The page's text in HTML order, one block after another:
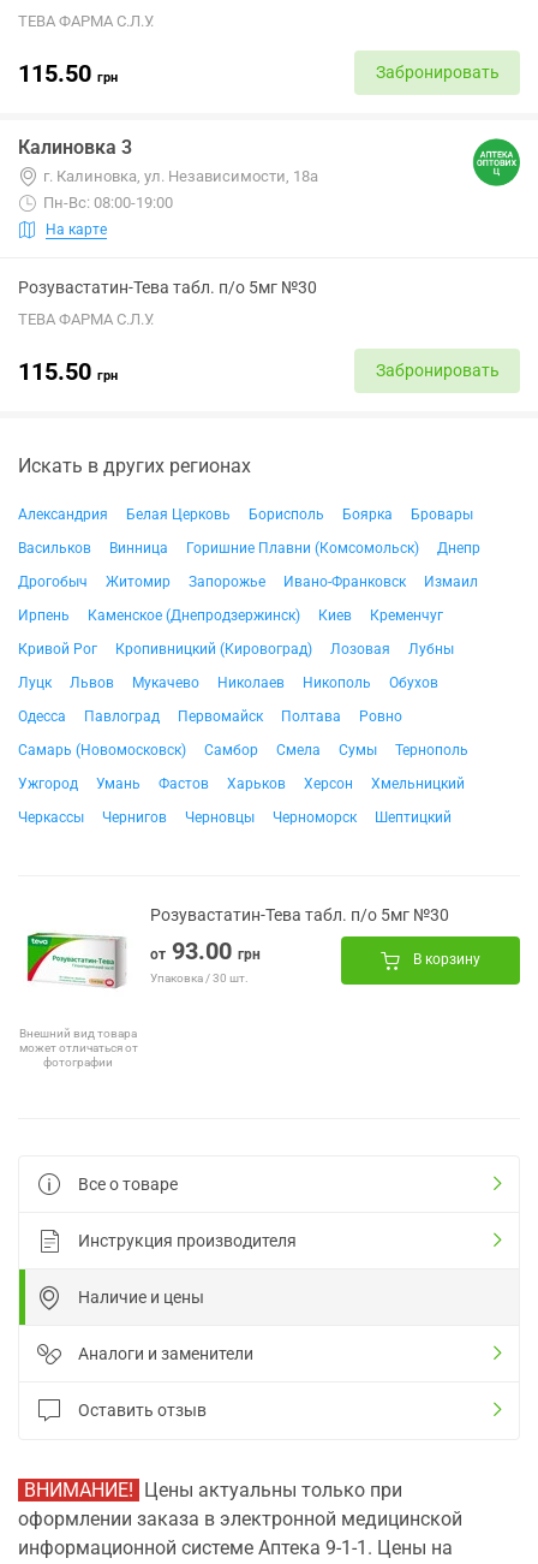
ТЕВА ФАРМА С.Л.У.
115.50 грн Забронировать
Калиновка 3
г. Калиновка, ул. Независимости, 18а
Пн-Вс: 08:00-19:00
На карте
Розувастатин-Тева табл. п/о 5мг №30
ТЕВА ФАРМА С.Л.У.
115.50 грн Забронировать
Искать в других регионах
Александрия Белая Церковь Борисполь Боярка
Бровары
Васильков
Винница Горишние Плавни (Комсомольск)
Днепр
Дрогобыч
Житомир Запорожье Ивано-Франковск
Измаил
Ирпень
Каменское (Днепродзержинск) Киев
Кременчуг
Кривой Рог
Кропивницкий (Кировоград) Лозовая
Лубны
Луцк
Львов Мукачево Николаев Никополь
Обухов
Одесса
Павлоград Первомайск Полтава
Ровно
Самарь (Новомосковск)
Самбор Смела Сумы
Тернополь
Ужгород
Умань Фастов Харьков Херсон
Хмельницкий
Черкассы
Чернигов Черновцы Черноморск Шептицкий
Внешний вид товара
может отличаться от
фотографии
Розувастатин-Тева табл. п/о 5мг №30
от 93.00 грн
Упаковка / 30 шт.
В корзину
Все о товаре
Инструкция производителя
Наличие и цены
Аналоги и заменители
Оставить отзыв
ВНИМАНИЕ! Цены актуальны только при
оформлении заказа в электронной медицинской
информационной системе Аптека 9-1-1. Цены на